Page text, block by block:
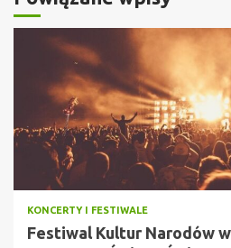
KONCERTY I FESTIWALE
Festiwal Kultur Narodów